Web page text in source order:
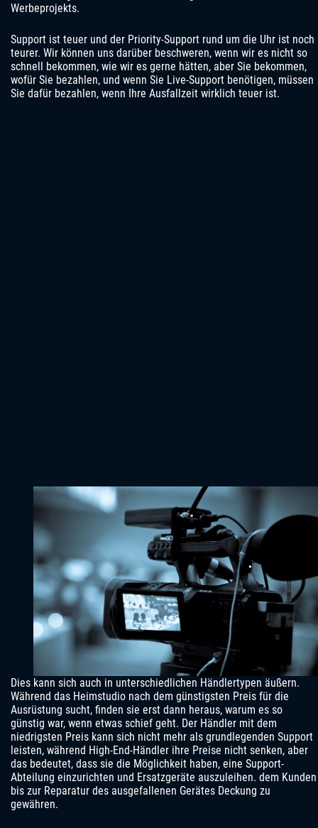
Werbeprojekts.
Support ist teuer und der Priority-Support rund um die Uhr ist noch
teurer. Wir können uns darüber beschweren, wenn wir es nicht so
schnell bekommen, wie wir es gerne hätten, aber Sie bekommen,
wofür Sie bezahlen, und wenn Sie Live-Support benötigen, müssen
Sie dafür bezahlen, wenn Ihre Ausfallzeit wirklich teuer ist.
Dies kann sich auch in unterschiedlichen Händlertypen äußern.
Während das Heimstudio nach dem günstigsten Preis für die
Ausrüstung sucht, finden sie erst dann heraus, warum es so
günstig war, wenn etwas schief geht. Der Händler mit dem
niedrigsten Preis kann sich nicht mehr als grundlegenden Support
leisten, während High-End-Händler ihre Preise nicht senken, aber
das bedeutet, dass sie die Möglichkeit haben, eine Support-
Abteilung einzurichten und Ersatzgeräte auszuleihen. dem Kunden
bis zur Reparatur des ausgefallenen Gerätes Deckung zu
gewähren.